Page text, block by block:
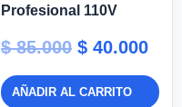
Profesional 110V
$85.000 $ 40.000
AÑADIR AL CARRITO